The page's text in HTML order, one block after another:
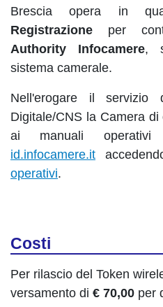
Brescia opera in
Registrazione per
Authority Infocamere,
sistema camerale.
Nell'erogare il servizio
Digitale/CNS la Camera
ai manuali
id.infocamere.it
operativi.
Costi
Per rilascio del Token
versamento di € 70,00 per